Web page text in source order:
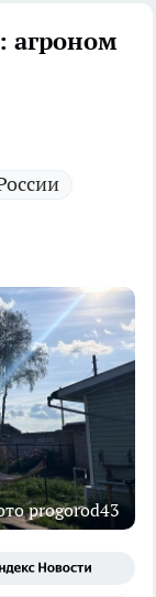
агроном
progorod43